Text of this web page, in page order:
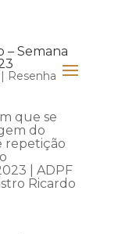
– Semana
| Resenha
que se
do
repetição
| ADPF
Ricardo